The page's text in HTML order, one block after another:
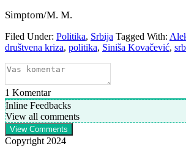
Simptom/M. M.
Filed Under: Politika, Srbija Tagged With:
društvena kriza, politika, Siniša Kovačević,
1 Komentar
Inline Feedbacks
View all comments
View Comments
Copyright 2024